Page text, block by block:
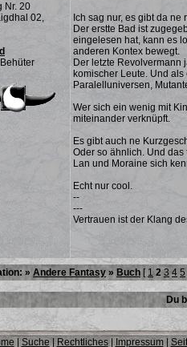
Nr. 20
02,
Ich sag nur, es gibt da
Der erstte Bad ist
eingelesen hat, kann es
anderen Kontex bewegt.
Der letzte Revolvermann
komischer Leute. Und
Paralelluniversen,
Wer sich ein wenig mit
miteinander verknüpft.
Es gibt auch ne
Oder so ähnlich. Und
Lan und Moraine sich
Echt nur cool.
--
---
Vertrauen ist der Klang
» Andere Fantasy » Buch [ 1 2 3 4 5
Du
| Suche | Rechtliches| Impressum|